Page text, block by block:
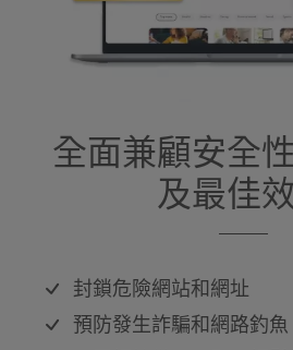
全面兼顧安全
及最佳
封鎖危險網站和網址
預防發生詐騙和網路釣魚